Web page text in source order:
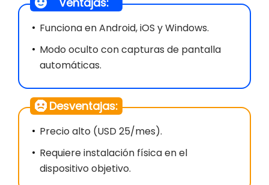
Funciona en Android, iOS y Windows.
Modo oculto con capturas de pantalla
automáticas.
Desventajas:
Precio alto (USD 25/mes).
Requiere instalación física en el
dispositivo objetivo.